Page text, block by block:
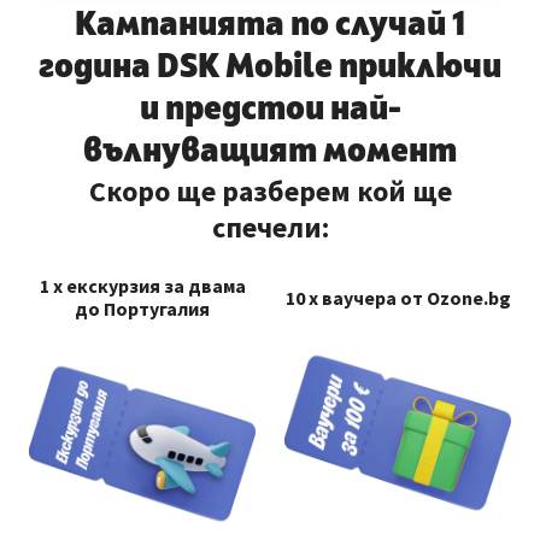
Кампанията по случай 1
година DSK Mobile приключи
и предстои най-
вълнуващият момент
Скоро ще разберем кой ще
спечели:
1 х екскурзия за двама
до Португалия
10 х ваучера от Ozone.bg